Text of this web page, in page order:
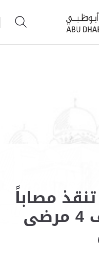
مصاباً
بالغربية وتسعف 4 مرضى